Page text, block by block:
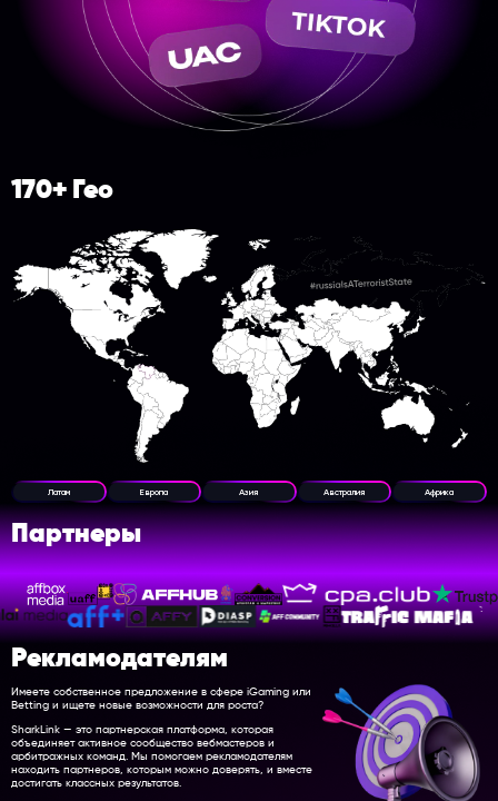
170+ Гео
Латам Европа Азия Австралия Африка
Партнеры
Рекламодателям
Имеете собственное предложение в сфере iGaming или
Betting и ищете новые возможности для роста?
SharkLink — это партнерская платформа, которая
объединяет активное сообщество вебмастеров и
арбитражных команд. Мы помогаем рекламодателям
находить партнеров, которым можно доверять, и вместе
достигать классных результатов.